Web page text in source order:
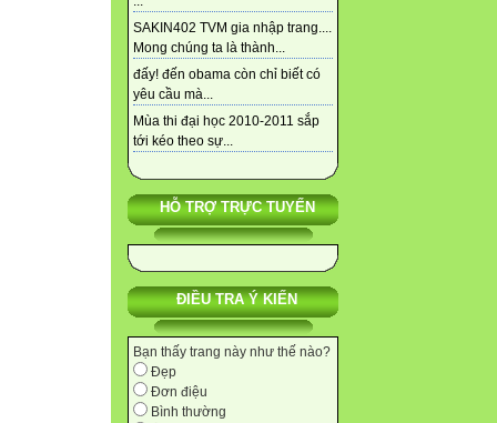
SAKIN402 TVM gia nhập trang....
Mong chúng ta là thành...
đấy! đến obama còn chỉ biết có
yêu cầu mà...
Mùa thi đại học 2010-2011 sắp
tới kéo theo sự...
HỖ TRỢ TRỰC TUYẾN
ĐIỀU TRA Ý KIẾN
Bạn thấy trang này như thế nào?
Đẹp
Đơn điệu
Bình thường